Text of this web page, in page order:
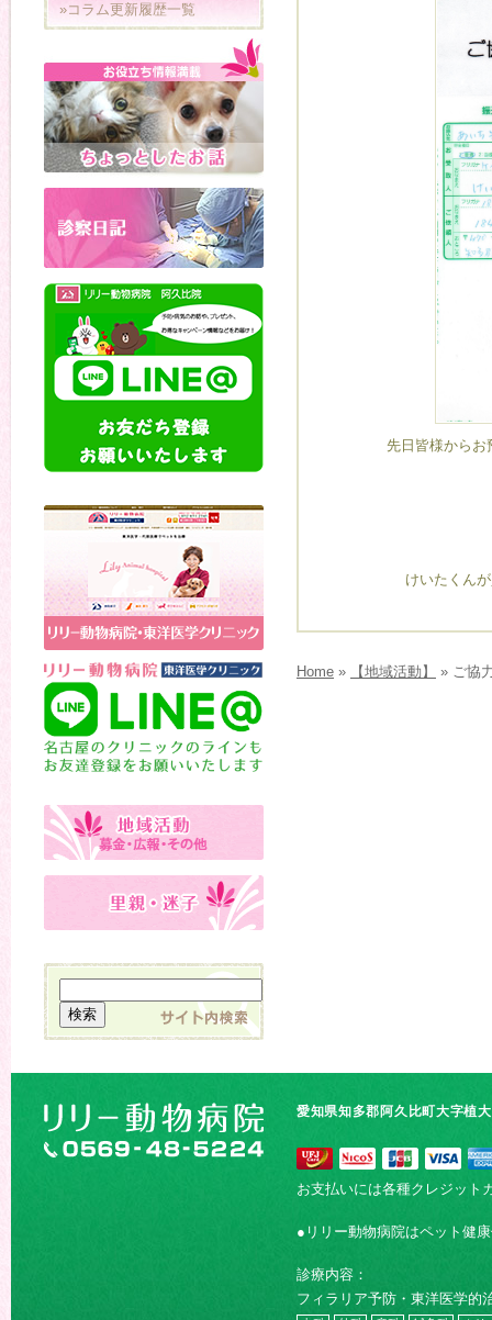
先日皆様からお
けいたくん
Home » 【地域活動】 » ご協
»コラム更新履歴一覧
愛知県知多郡阿久比町大字植
お支払いには各種クレジット
●リリー動物病院はペット健
診療内容：
フィラリア予防・東洋医学的